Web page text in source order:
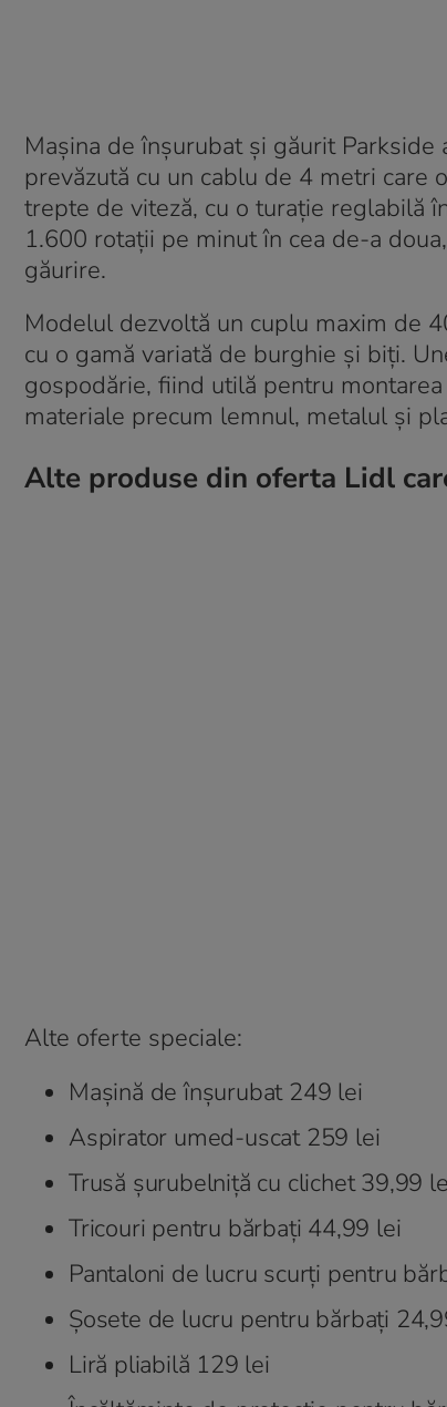
Mașina de înșurubat și găurit
prevăzută cu un cablu de 4 metri
trepte de viteză, cu o turație reglabilă
1.600 rotații pe minut în cea de-a
găurire.
Modelul dezvoltă un cuplu maxim de
cu o gamă variată de burghie și biți.
gospodărie, fiind utilă pentru
materiale precum lemnul, metalul și
Alte produse din oferta Lidl
Alte oferte speciale:
Mașină de înșurubat 249 lei
Aspirator umed-uscat 259 lei
Trusă șurubelniță cu clichet 39,99
Tricouri pentru bărbați 44,99 lei
Pantaloni de lucru scurți pentru
Șosete de lucru pentru bărbați
Liră pliabilă 129 lei